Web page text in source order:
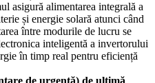
asigură alimentarea integrală a
și energie solară atunci când
între modurile de lucru se
inteligentă a invertorului
în timp real pentru eficiență